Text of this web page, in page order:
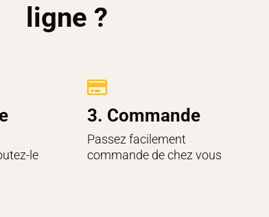
ligne ?
le

3. Commande
Passez facilement
commande de chez vous